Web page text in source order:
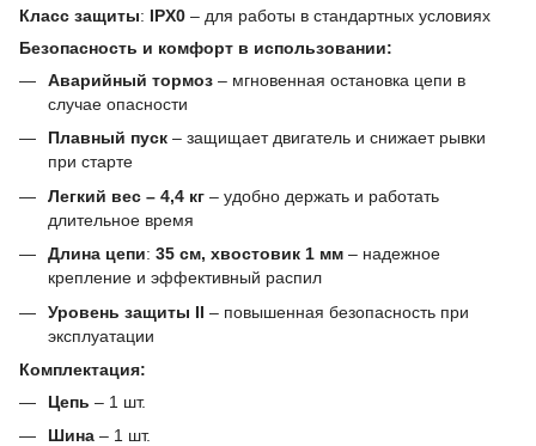
Класс защиты: IPX0 – для работы в стандартных условиях
Безопасность и комфорт в использовании:
Аварийный тормоз – мгновенная остановка цепи в
случае опасности
Плавный пуск – защищает двигатель и снижает рывки
при старте
Легкий вес – 4,4 кг – удобно держать и работать
длительное время
Длина цепи: 35 см, хвостовик 1 мм – надежное
крепление и эффективный распил
Уровень защиты II – повышенная безопасность при
эксплуатации
Комплектация:
Цепь – 1 шт.
Шина – 1 шт.